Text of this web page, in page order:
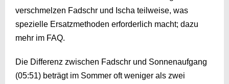
verschmelzen Fadschr und Ischa teilweise, was
spezielle Ersatzmethoden erforderlich macht; dazu
mehr im FAQ.
Die Differenz zwischen Fadschr und Sonnenaufgang
(05:51) beträgt im Sommer oft weniger als zwei